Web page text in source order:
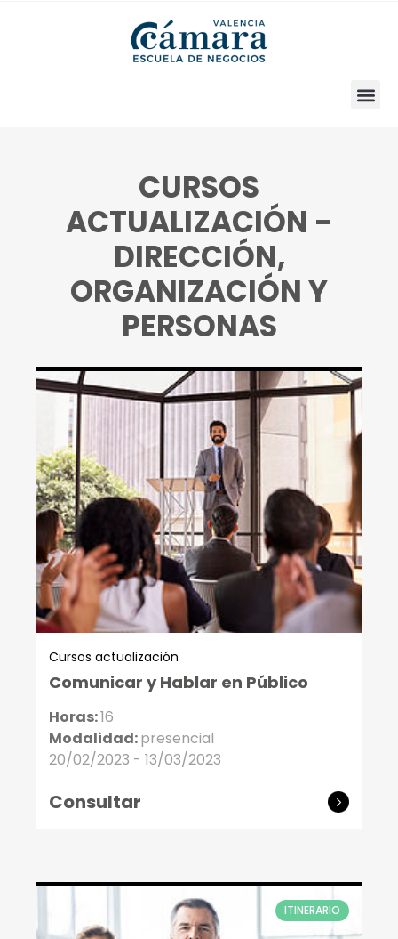
CURSOS
ACTUALIZACIÓN -
DIRECCIÓN,
ORGANIZACIÓN Y
PERSONAS
Cursos actualización
Comunicar y Hablar en Público
Horas:16
Modalidad:presencial
20/02/2023 - 13/03/2023
Consultar
ITINERARIO